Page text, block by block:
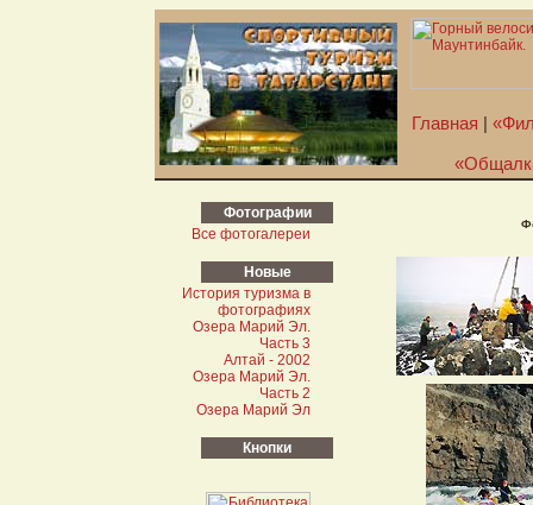
Главная |
Фотографии
Все фотогалереи
Новые
История туризма в
фотографиях
Озера Марий Эл.
Часть 3
Алтай - 2002
Озера Марий Эл.
Часть 2
Озера Марий Эл
Кнопки